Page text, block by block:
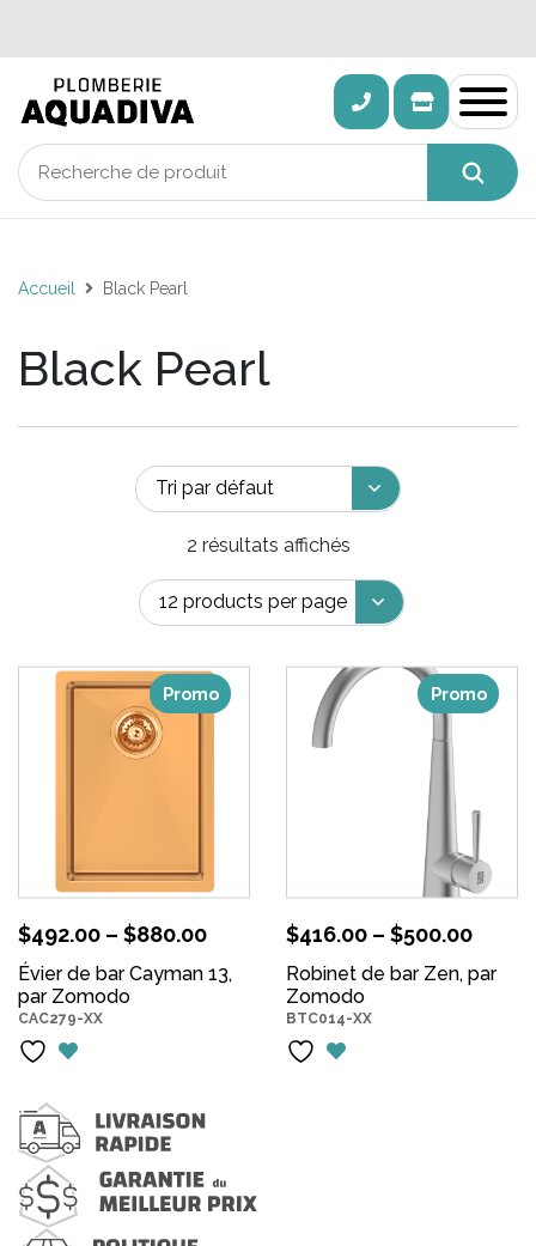
Accueil Black Pearl
Black Pearl
2 résultats affichés
Promo
$492.00 – $880.00
Évier de bar Cayman 13,
par Zomodo
CAC279-XX
Promo
$416.00 – $500.00
Robinet de bar Zen, par
Zomodo
BTC014-XX